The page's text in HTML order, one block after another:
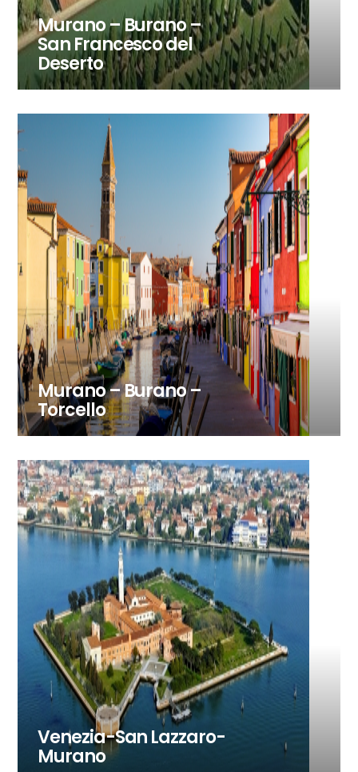
Murano – Burano –
San Francesco del
Deserto
Murano – Burano –
Torcello
Venezia-San Lazzaro-
Murano